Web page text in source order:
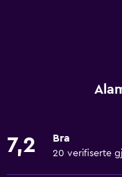
7,2 Bra
20 verifiserte